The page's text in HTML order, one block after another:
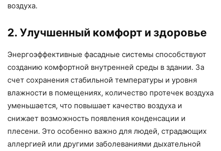
воздуха.
2. Улучшенный комфорт и здоровье
Энергоэффективные фасадные системы способствуют
созданию комфортной внутренней среды в здании. За
счет сохранения стабильной температуры и уровня
влажности в помещениях, количество протечек воздуха
уменьшается, что повышает качество воздуха и
снижает возможность появления конденсации и
плесени. Это особенно важно для людей, страдающих
аллергией или другими заболеваниями дыхательной